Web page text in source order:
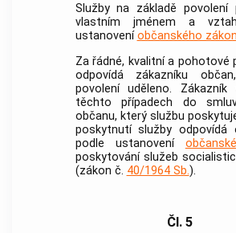
Služby na základě povolení
vlastním jménem a
ustanoveníobčanského
Za řádné, kvalitní a pohotové
odpovídá zákazníku
povolení uděleno.
těchto případech do
občanu, který službu
poskytnutí služby odpovídá
podle ustanovení
poskytování služeb
(zákon č. 40/1964 Sb.).
Čl. 5